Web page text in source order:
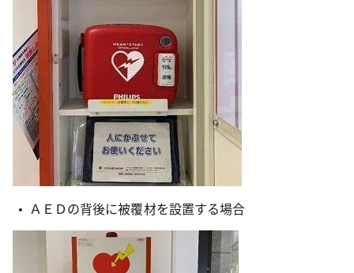
ＡＥＤの背後に被覆材を設置する場合